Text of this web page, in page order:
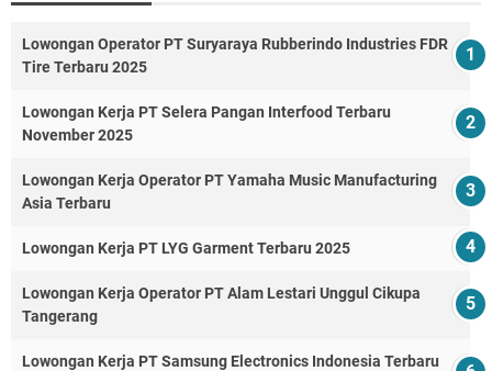
Lowongan Operator PT Suryaraya Rubberindo Industries FDR
Tire Terbaru 2025
Lowongan Kerja PT Selera Pangan Interfood Terbaru
November 2025
Lowongan Kerja Operator PT Yamaha Music Manufacturing
Asia Terbaru
Lowongan Kerja PT LYG Garment Terbaru 2025
Lowongan Kerja Operator PT Alam Lestari Unggul Cikupa
Tangerang
Lowongan Kerja PT Samsung Electronics Indonesia Terbaru